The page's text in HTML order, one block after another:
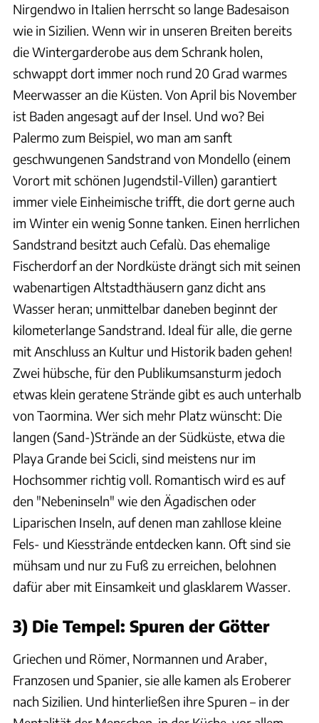
Nirgendwo in Italien herrscht so lange Badesaison
wie in Sizilien. Wenn wir in unseren Breiten bereits
die Wintergarderobe aus dem Schrank holen,
schwappt dort immer noch rund 20 Grad warmes
Meerwasser an die Küsten. Von April bis November
ist Baden angesagt auf der Insel. Und wo? Bei
Palermo zum Beispiel, wo man am sanft
geschwungenen Sandstrand von Mondello (einem
Vorort mit schönen Jugendstil-Villen) garantiert
immer viele Einheimische trifft, die dort gerne auch
im Winter ein wenig Sonne tanken. Einen herrlichen
Sandstrand besitzt auch Cefalù. Das ehemalige
Fischerdorf an der Nordküste drängt sich mit seinen
wabenartigen Altstadthäusern ganz dicht ans
Wasser heran; unmittelbar daneben beginnt der
kilometerlange Sandstrand. Ideal für alle, die gerne
mit Anschluss an Kultur und Historik baden gehen!
Zwei hübsche, für den Publikumsansturm jedoch
etwas klein geratene Strände gibt es auch unterhalb
von Taormina. Wer sich mehr Platz wünscht: Die
langen (Sand-)Strände an der Südküste, etwa die
Playa Grande bei Scicli, sind meistens nur im
Hochsommer richtig voll. Romantisch wird es auf
den "Nebeninseln" wie den Ägadischen oder
Liparischen Inseln, auf denen man zahllose kleine
Fels- und Kiesstrände entdecken kann. Oft sind sie
mühsam und nur zu Fuß zu erreichen, belohnen
dafür aber mit Einsamkeit und glasklarem Wasser.
3) Die Tempel: Spuren der Götter
Griechen und Römer, Normannen und Araber,
Franzosen und Spanier, sie alle kamen als Eroberer
nach Sizilien. Und hinterließen ihre Spuren – in der